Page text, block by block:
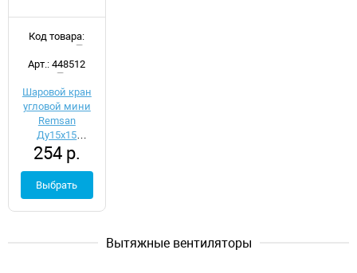
Код товара:
Арт.: 448512
Шаровой кран
угловой мини
Remsan
Ду15х15
448512
254 р.
Выбрать
Вытяжные вентиляторы